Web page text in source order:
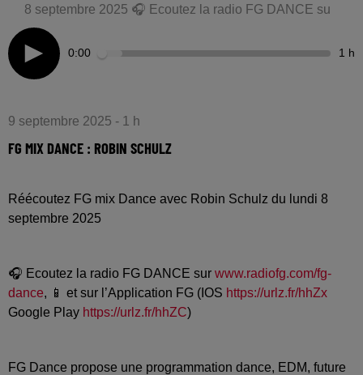
8 septembre 2025 🎧 Ecoutez la radio FG DANCE su
0:00 1 h
9 septembre 2025 - 1 h
FG MIX DANCE : ROBIN SCHULZ
Réécoutez FG mix Dance avec Robin Schulz du lundi 8
septembre 2025
🎧 Ecoutez la radio FG DANCE sur www.radiofg.com/fg-
dance, 📱 et sur l’Application FG (IOS https://urlz.fr/hhZx
Google Play https://urlz.fr/hhZC)
FG Dance propose une programmation dance, EDM, future